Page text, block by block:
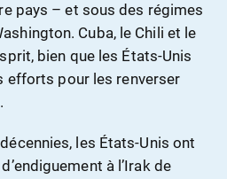
pays – et sous des régimes
Cuba, le Chili et le
bien que les États-Unis
efforts pour les renverser
les États-Unis ont
à l’Irak de